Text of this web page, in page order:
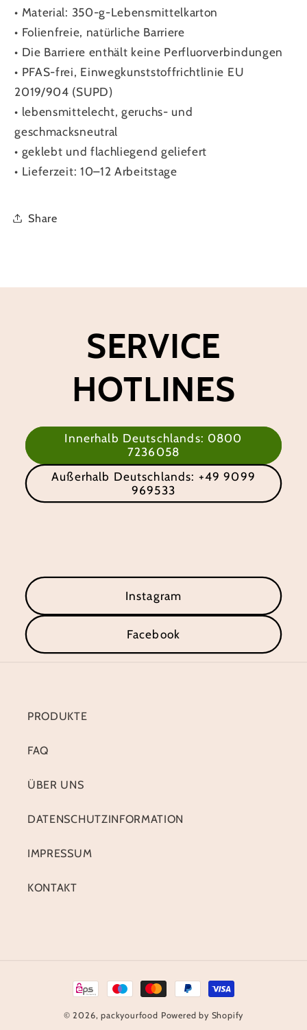
• Material: 350-g-Lebensmittelkarton
• Folienfreie, natürliche Barriere
• Die Barriere enthält keine Perfluorverbindungen
• PFAS-frei, Einwegkunststoffrichtlinie EU
2019/904 (SUPD)
• lebensmittelecht, geruchs- und
geschmacksneutral
• geklebt und flachliegend geliefert
• Lieferzeit: 10–12 Arbeitstage
Share
SERVICE
HOTLINES
Innerhalb Deutschlands: 0800
7236058
Außerhalb Deutschlands: +49 9099
969533
Instagram
Facebook
PRODUKTE
FAQ
ÜBER UNS
DATENSCHUTZINFORMATION
IMPRESSUM
KONTAKT
Zahlungsmethoden
© 2026,packyourfood Powered by Shopify